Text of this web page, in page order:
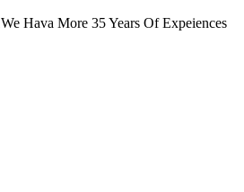
We Hava More 35 Years Of Expeiences